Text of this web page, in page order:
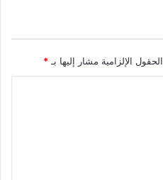
الحقول الإلزامية مشار إليها بـ *